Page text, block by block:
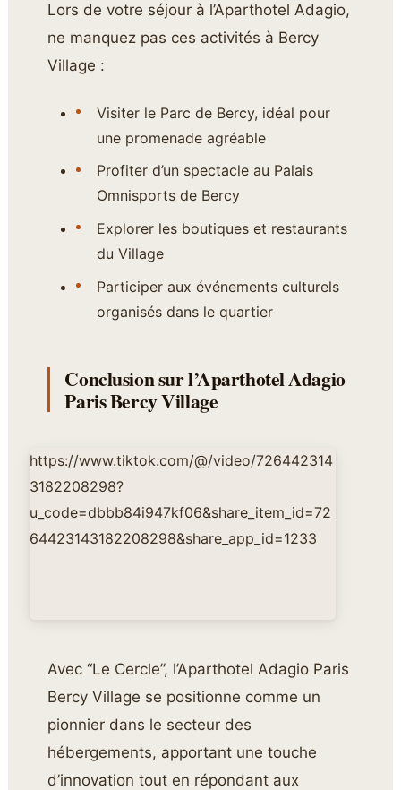
Lors de votre séjour à l’Aparthotel Adagio,
ne manquez pas ces activités à Bercy
Village :
Visiter le Parc de Bercy, idéal pour
une promenade agréable
Profiter d’un spectacle au Palais
Omnisports de Bercy
Explorer les boutiques et restaurants
du Village
Participer aux événements culturels
organisés dans le quartier
Conclusion sur l’Aparthotel Adagio
Paris Bercy Village
https://www.tiktok.com/@/video/726442314
3182208298?
u_code=dbbb84i947kf06&share_item_id=72
64423143182208298&share_app_id=1233
Avec “Le Cercle”, l’Aparthotel Adagio Paris
Bercy Village se positionne comme un
pionnier dans le secteur des
hébergements, apportant une touche
d’innovation tout en répondant aux